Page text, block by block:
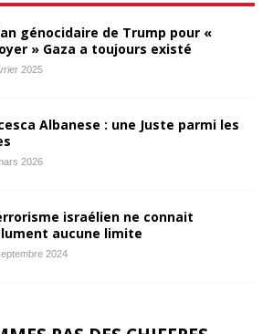
génocidaire de Trump pour «
» Gaza a toujours existé
2025
Albanese : une Juste parmi les
2026
israélien ne connait
aucune limite
2024